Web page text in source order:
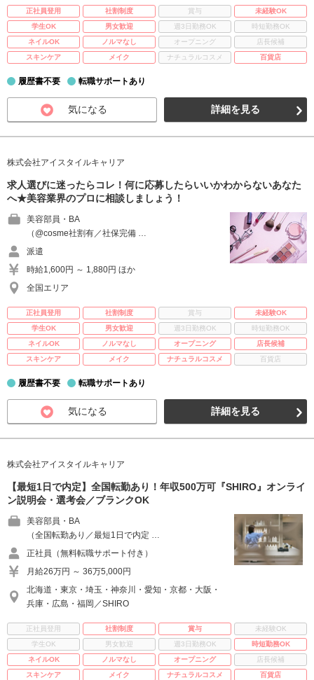
正社員登用 社割制度 賞与
未経験OK
学生OK
男女歓迎 週3日勤務OK
時短勤務OK
ネイルOK
ノルマなし オープニング
店長候補
スキンケア
メイク ナチュラルコスメ 百貨店
履歴書不要 転職サポートあり
気になる 詳細を見る
株式会社アイスタイルキャリア
求人選びに迷ったらコレ！何に応募したらいいかわからないあなた
へ★美容業界のプロに相談しましょう！
美容部員・BA
（@cosme社割有／社保完備 …
派遣
時給1,600円 ～ 1,880円 ほか
全国エリア
正社員登用 社割制度 賞与
未経験OK
学生OK
男女歓迎 週3日勤務OK
時短勤務OK
ネイルOK
ノルマなし オープニング
店長候補
スキンケア
メイク ナチュラルコスメ 百貨店
履歴書不要 転職サポートあり
気になる 詳細を見る
株式会社アイスタイルキャリア
【最短1日で内定】全国転勤あり！年収500万可『SHIRO』オンライ
ン説明会・選考会／ブランクOK
美容部員・BA
（全国転勤あり／最短1日で内定 …
正社員（無料転職サポート付き）
月給26万円 ～ 36万5,000円
北海道・東京・埼玉・神奈川・愛知・京都・大阪・
兵庫・広島・福岡／SHIRO
正社員登用 社割制度 賞与
未経験OK
学生OK
男女歓迎 週3日勤務OK
時短勤務OK
ネイルOK
ノルマなし オープニング
店長候補
スキンケア
メイク ナチュラルコスメ 百貨店